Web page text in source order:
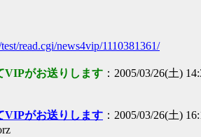
read.cgi/news4vip/1110381361/
VIPがお送りします ：2005/03/26(土)
VIPがお送りします ：2005/03/26(土)